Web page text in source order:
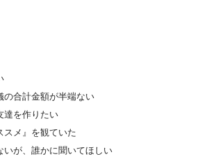
の合計金額が半端ない
達を作りたい
スメ』を観ていた
いが、誰かに聞いてほしい